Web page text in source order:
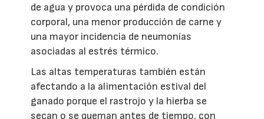
de agua y provoca una pérdida de condición
corporal, una menor producción de carne y
una mayor incidencia de neumonías
asociadas al estrés térmico.
Las altas temperaturas también están
afectando a la alimentación estival del
ganado porque el rastrojo y la hierba se
secan o se queman antes de tiempo, con